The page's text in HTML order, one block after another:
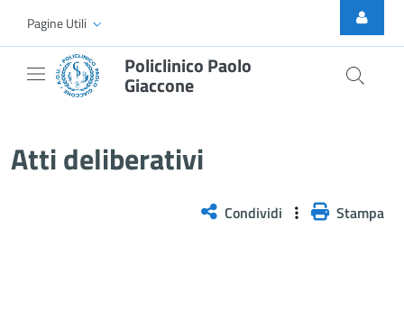
Skip to Main Content
Pagine Utili
Policlinico Paolo
Giaccone
Atti deliberativi
Condividi Stampa